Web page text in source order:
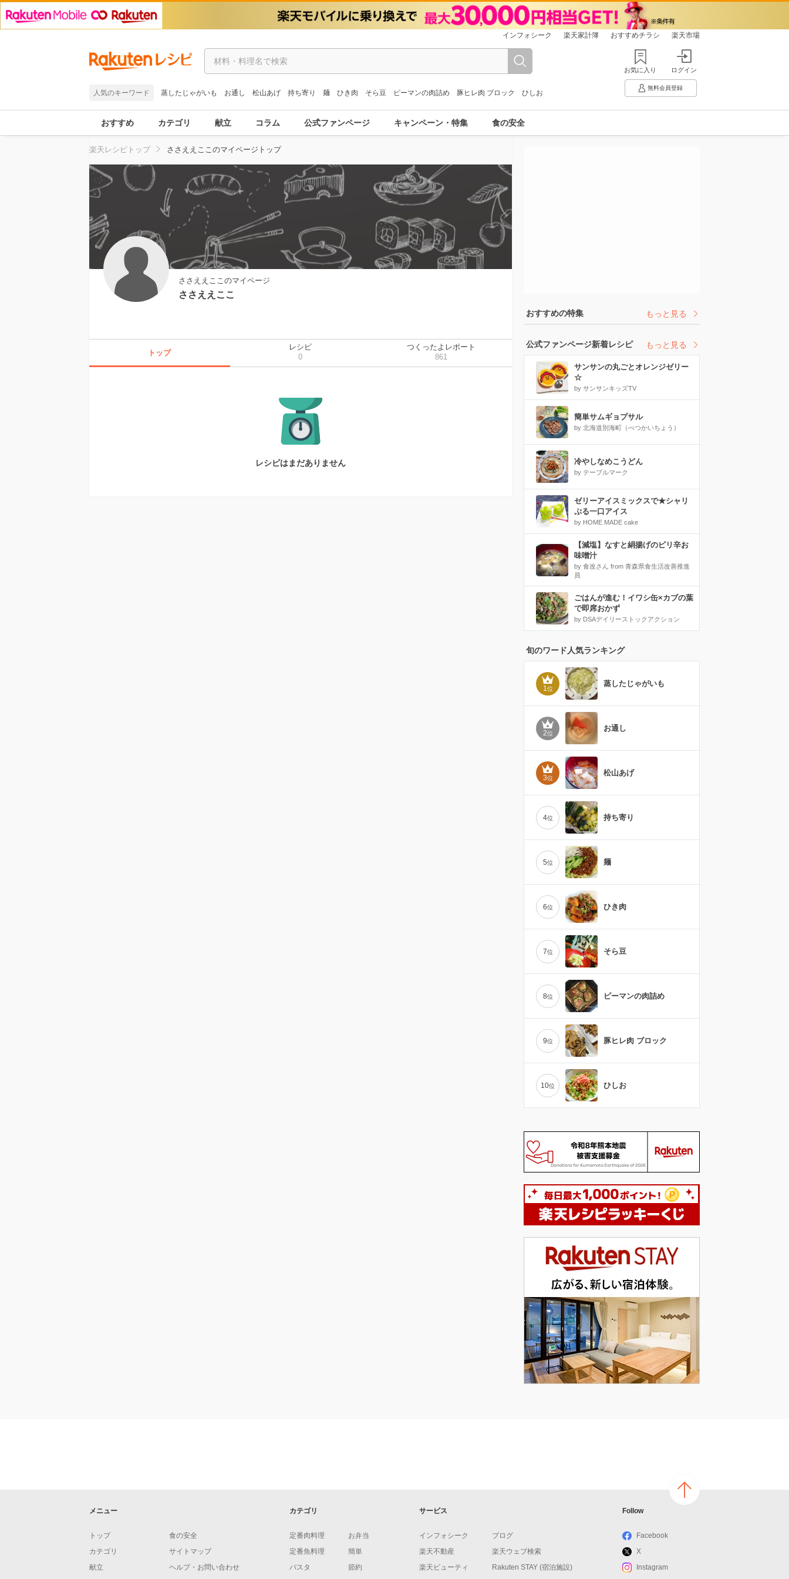
インフォシーク 楽天家計簿 おすすめチラシ 楽天市場
人気のキーワード 蒸したじゃがいも お通し 松山あげ 持ち寄り 麺 ひき肉 そら豆 ピーマンの肉詰め 豚ヒレ肉 ブロック ひしお
お気に入り ログイン
無料会員登録
おすすめ カテゴリ 献立 コラム 公式ファンページ キャンペーン・特集 食の安全
楽天レシピトップ ささええここのマイページトップ
ささええここのマイページ
ささええここ
トップ
レシピ
0
つくったよレポート
861
レシピはまだありません
おすすめの特集 もっと見る
公式ファンページ新着レシピ もっと見る
サンサンの丸ごとオレンジゼリー
☆
by サンサンキッズTV
簡単サムギョプサル
by 北海道別海町（べつかいちょう）
冷やしなめこうどん
by テーブルマーク
ゼリーアイスミックスで★シャリ
ぷる一口アイス
by HOME MADE cake
【減塩】なすと絹揚げのピリ辛お
味噌汁
by 食改さん from 青森県食生活改善推進
員
ごはんが進む！イワシ缶×カブの葉
で即席おかず
by DSAデイリーストックアクション
旬のワード人気ランキング
1位
蒸したじゃがいも
2位
お通し
3位
松山あげ
4位 持ち寄り
5位 麺
6位 ひき肉
7位 そら豆
8位 ピーマンの肉詰め
9位 豚ヒレ肉 ブロック
10位 ひしお
メニュー
トップ
カテゴリ
献立
食の安全
サイトマップ
ヘルプ・お問い合わせ
カテゴリ
定番肉料理
定番魚料理
パスタ
お弁当
簡単
節約
サービス
インフォシーク
楽天不動産
楽天ビューティ
ブログ
楽天ウェブ検索
Rakuten STAY (宿泊施設)
Follow
Facebook
X
Instagram